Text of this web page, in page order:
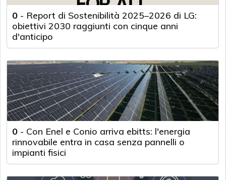
0 - Report di Sostenibilità 2025–2026 di LG:
obiettivi 2030 raggiunti con cinque anni
d'anticipo
0 - Con Enel e Conio arriva ebitts: l'energia
rinnovabile entra in casa senza pannelli o
impianti fisici